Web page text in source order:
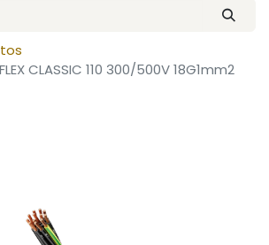
CLASSIC 110 300/500V 18G1mm2